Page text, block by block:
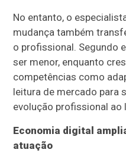
No entanto, o
mudança também
o profissional. Segundo
ser menor, enquanto
competências como
leitura de mercado para
evolução profissional ao
Economia digital
atuação